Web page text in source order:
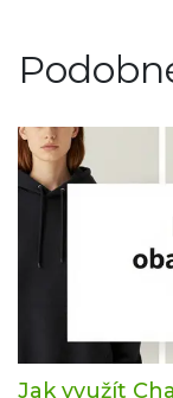
Jak využít